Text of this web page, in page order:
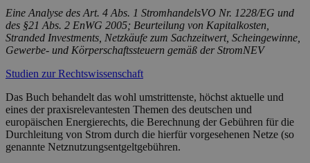
Eine Analyse des Art. 4 Abs. 1 StromhandelsVO Nr. 1228/EG und
des §21 Abs. 2 EnWG 2005; Beurteilung von Kapitalkosten,
Stranded Investments, Netzkäufe zum Sachzeitwert, Scheingewinne,
Gewerbe- und Körperschaftssteuern gemäß der StromNEV
Studien zur Rechtswissenschaft
Das Buch behandelt das wohl umstrittenste, höchst aktuelle und
eines der praxisrelevantesten Themen des deutschen und
europäischen Energierechts, die Berechnung der Gebühren für die
Durchleitung von Strom durch die hierfür vorgesehenen Netze (so
genannte Netznutzungsentgeltgebühren.